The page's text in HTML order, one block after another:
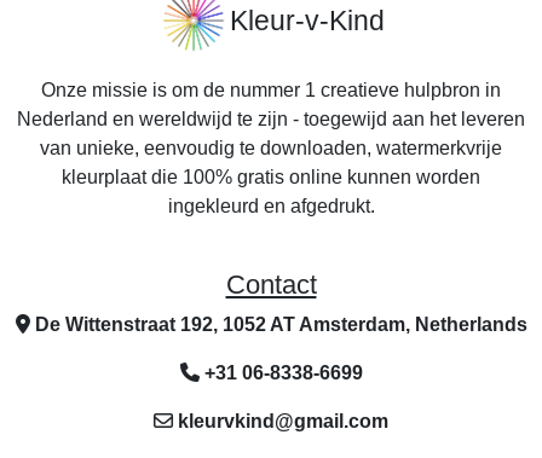
Kleur-v-Kind
Onze missie is om de nummer 1 creatieve hulpbron in
Nederland en wereldwijd te zijn - toegewijd aan het leveren
van unieke, eenvoudig te downloaden, watermerkvrije
kleurplaat die 100% gratis online kunnen worden
ingekleurd en afgedrukt.
Contact
De Wittenstraat 192, 1052 AT Amsterdam, Netherlands
+31 06-8338-6699
kleurvkind@gmail.com